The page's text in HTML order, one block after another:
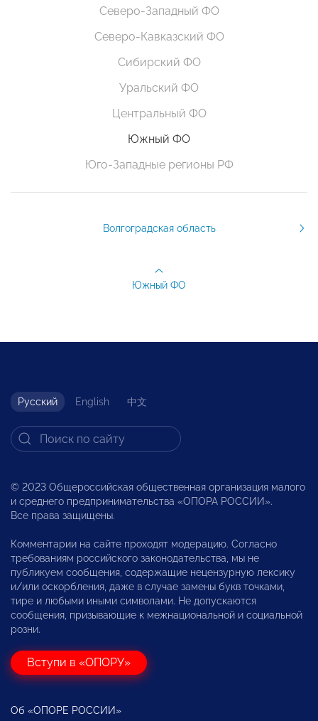
Северо-Западный ФО
Северо-Кавказский ФО
Сибирский ФО
Уральский ФО
Центральный ФО
Южный ФО
Юго-Западные регионы РФ
Волгоградская область
Южный ФО
Русский English 中文
© 2023 Общероссийская общественная организация малого
и среднего предпринимательства «ОПОРА РОССИИ».
Все права защищены.
Комментарии на сайте проходят модерацию. Согласно
требованиям российского законодательства, мы не
публикуем сообщения, содержащие нецензурную лексику
и/или оскорбления, даже в случае замены букв точками,
тире и любыми иными символами. Не допускаются
сообщения, призывающие к межнациональной и социальной
розни.
Вступи в «ОПОРУ»
Об «ОПОРЕ РОССИИ»